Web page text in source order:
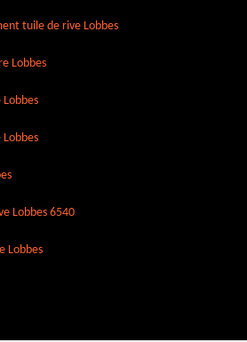
tuile de rive Lobbes
Lobbes
Lobbes 6540
Lobbes